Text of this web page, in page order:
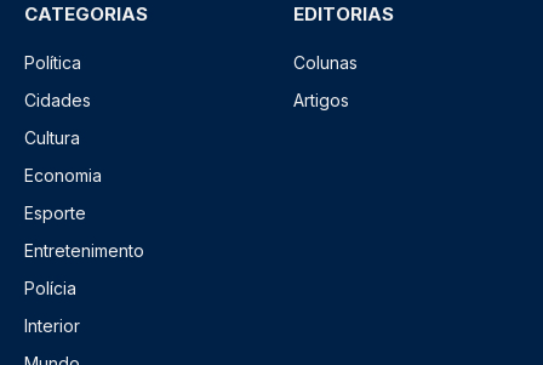
CATEGORIAS
Política
Cidades
Cultura
Economia
Esporte
Entretenimento
Polícia
Interior
EDITORIAS
Colunas
Artigos